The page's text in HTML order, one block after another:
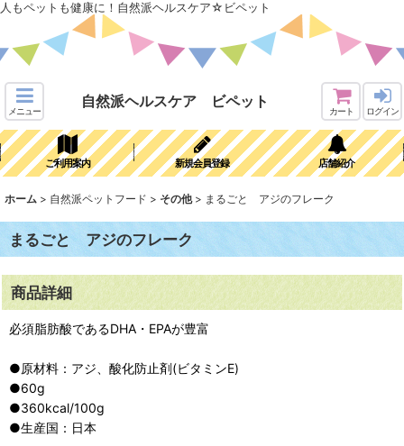
人もペットも健康に！自然派ヘルスケア☆ビペット
メニュー
自然派ヘルスケア ビペット
カート ログイン
ご利用案内 新規会員登録 店舗紹介
ホーム > 自然派ペットフード > その他 > まるごと アジのフレーク
まるごと アジのフレーク
商品詳細
必須脂肪酸であるDHA・EPAが豊富
●原材料：アジ、酸化防止剤(ビタミンE)
●60g
●360kcal/100g
●生産国：日本